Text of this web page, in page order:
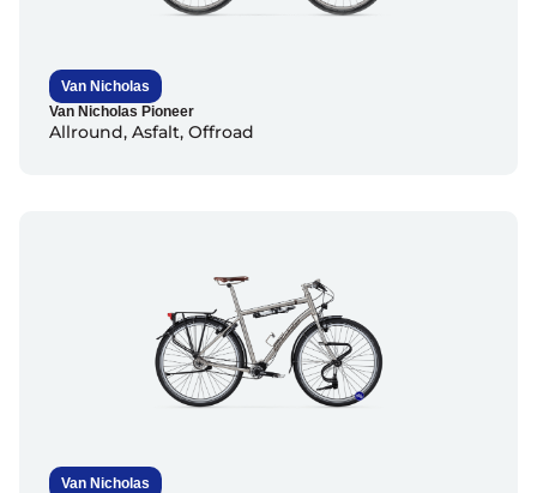
Van Nicholas
Van Nicholas Pioneer
Allround, Asfalt, Offroad
Van Nicholas